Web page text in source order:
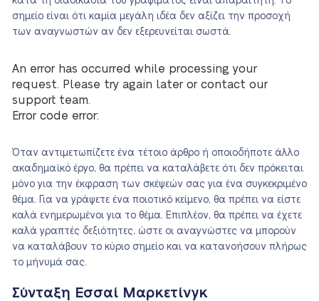
σημείο είναι ότι καμία μεγάλη ιδέα δεν αξίζει την προσοχή
των αναγνωστών αν δεν εξερευνείται σωστά.
An error has occurred while processing your
request. Please try again later or contact our
support team.
Error code error:
Όταν αντιμετωπίζετε ένα τέτοιο άρθρο ή οποιοδήποτε άλλο
ακαδημαϊκό έργο, θα πρέπει να καταλάβετε ότι δεν πρόκειται
μόνο για την έκφραση των σκέψεών σας για ένα συγκεκριμένο
θέμα. Για να γράψετε ένα ποιοτικό κείμενο, θα πρέπει να είστε
καλά ενημερωμένοι για το θέμα. Επιπλέον, θα πρέπει να έχετε
καλά γραπτές δεξιότητες, ώστε οι αναγνώστες να μπορούν
να καταλάβουν το κύριο σημείο και να κατανοήσουν πλήρως
το μήνυμά σας.
Σύνταξη Εσσαί Μαρκετίνγκ